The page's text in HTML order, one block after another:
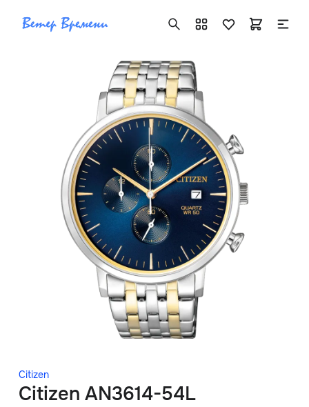
Citizen
Citizen AN3614-54L
+7 ( 705 ) 181-42-50
info@vetervremeni.kz
Авторизация
Каталог
Мужские часы
Женские часы
Скидки